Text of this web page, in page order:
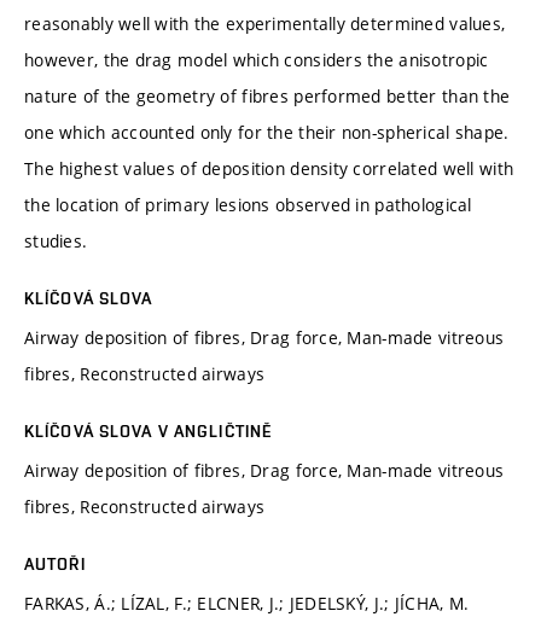
reasonably well with the experimentally determined values,
however, the drag model which considers the anisotropic
nature of the geometry of fibres performed better than the
one which accounted only for the their non-spherical shape.
The highest values of deposition density correlated well with
the location of primary lesions observed in pathological
studies.
KLÍČOVÁ SLOVA
Airway deposition of fibres, Drag force, Man-made vitreous
fibres, Reconstructed airways
KLÍČOVÁ SLOVA V ANGLIČTINĚ
Airway deposition of fibres, Drag force, Man-made vitreous
fibres, Reconstructed airways
AUTOŘI
FARKAS, Á.; LÍZAL, F.; ELCNER, J.; JEDELSKÝ, J.; JÍCHA, M.